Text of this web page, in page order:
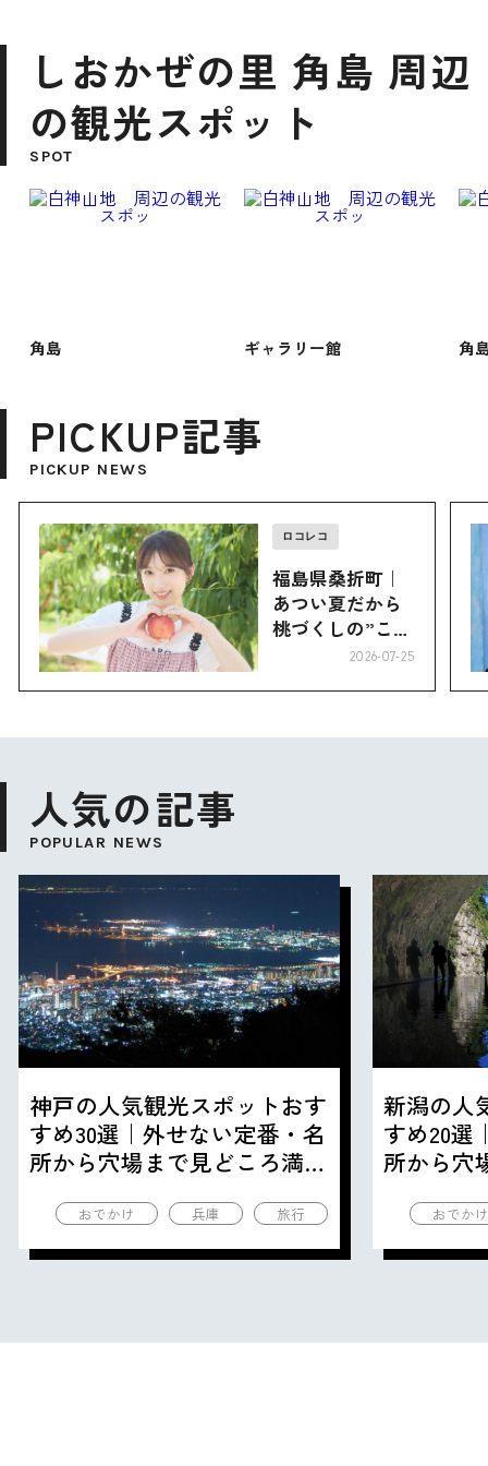
しおかぜの里 角島 周辺
の観光スポット
SPOT
角島 ギャラリー館 角
PICKUP記事
PICKUP NEWS
ロコレコ
福島県桑折町｜
あつい夏だから
桃づくしの”こお
2026-07-25
人気の記事
POPULAR NEWS
神戸の人気観光スポットおす
すめ30選｜外せない定番・名
所から穴場まで見どころ満載
おでかけ 兵庫 旅行
新潟の人
すめ20選
所から穴
おでか